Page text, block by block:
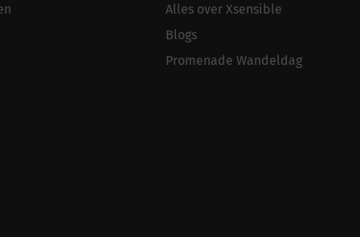
Alles over Xsensible
Blogs
Promenade Wandeldag